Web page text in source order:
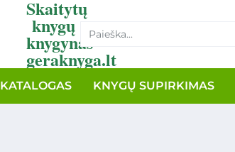
Skaitytų
knygų
knygynas
geraknyga.lt
KATALOGAS KNYGŲ SUPIRKIMAS